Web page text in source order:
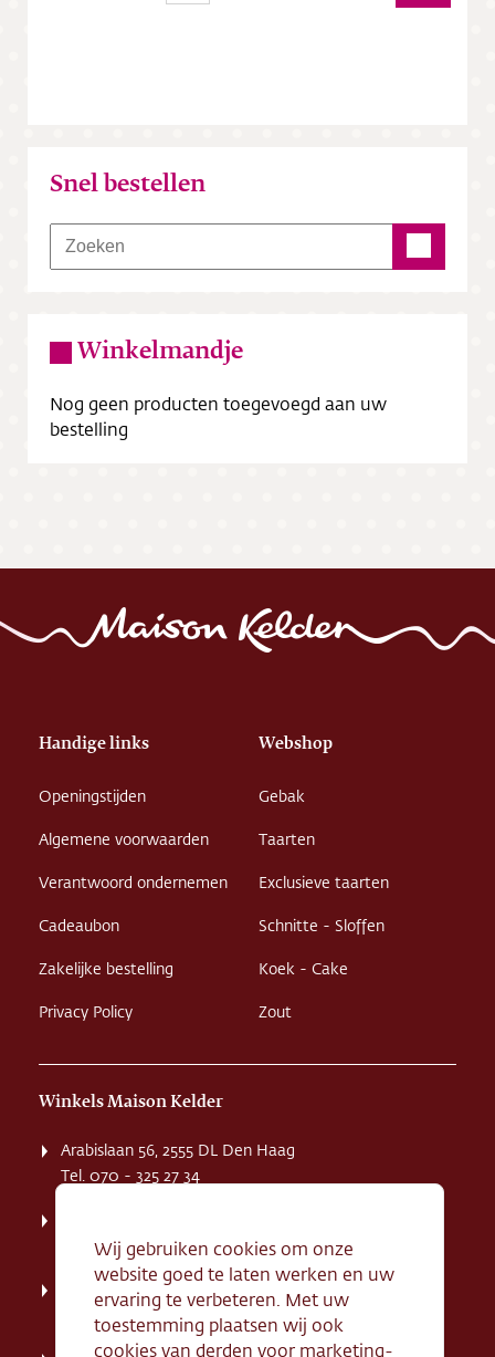
Snel bestellen
Winkelmandje
Nog geen producten toegevoegd aan uw
bestelling
Handige links
Openingstijden
Algemene voorwaarden
Verantwoord ondernemen
Cadeaubon
Zakelijke bestelling
Privacy Policy
Webshop
Gebak
Taarten
Exclusieve taarten
Schnitte - Sloffen
Koek - Cake
Zout
Winkels Maison Kelder
Arabislaan 56, 2555 DL Den Haag
Tel. 070 - 325 27 34
Tel. 070 - 324 94 09
Kerkstraat 71, 2242 HD Wassenaar
Tel. 070 - 517 95 07
Wij gebruiken cookies om onze
website goed te laten werken en uw
ervaring te verbeteren. Met uw
toestemming plaatsen wij ook
cookies van derden voor marketing-